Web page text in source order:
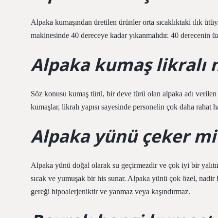
Alpaka kumaşından üretilen ürünler orta sıcaklıktaki ılık
makinesinde 40 dereceye kadar yıkanmalıdır. 40 derecenin
Alpaka kumaş likralı
Söz konusu kumaş türü, bir deve türü olan alpaka adı
kumaşlar, likralı yapısı sayesinde personelin çok daha rahat
Alpaka yünü çeker
Alpaka yünü doğal olarak su geçirmezdir ve çok iyi bir
sıcak ve yumuşak bir his sunar. Alpaka yünü çok özel,
gereği hipoalerjeniktir ve yanmaz veya kaşındırmaz.